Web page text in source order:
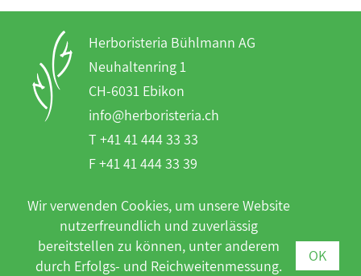
Herboristeria Bühlmann AG
Neuhaltenring 1
CH-6031 Ebikon
info@herboristeria.ch
T +41 41 444 33 33
F +41 41 444 33 39
Unsere Produkte erhalten Sie in
Drogerien, Apotheken und Reformhäusern
(kein Direktversand).
Wir verwenden Cookies, um unsere Website
nutzerfreundlich und zuverlässig
bereitstellen zu können, unter anderem
durch Erfolgs- und Reichweitenmessung.
OK